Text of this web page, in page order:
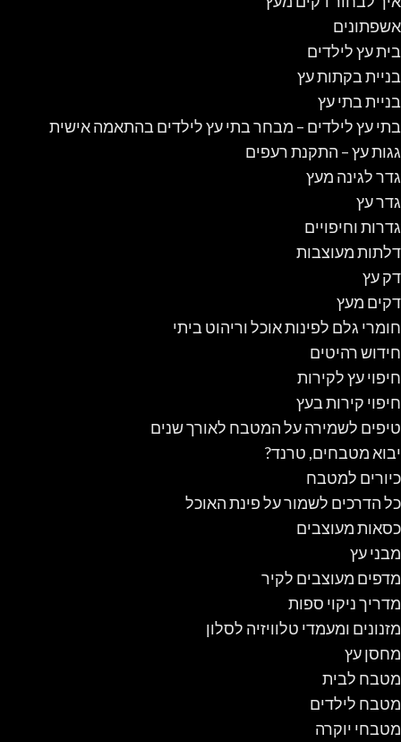
אשפתונים
בית עץ לילדים
בניית בקתות עץ
בניית בתי עץ
בתי עץ לילדים – מבחר בתי עץ לילדים בהתאמה אישית
גגות עץ – התקנת רעפים
גדר לגינה מעץ
גדר עץ
גדרות וחיפויים
דלתות מעוצבות
דק עץ
דקים מעץ
חומרי גלם לפינות אוכל וריהוט ביתי
חידוש רהיטים
חיפוי עץ לקירות
חיפוי קירות בעץ
טיפים לשמירה על המטבח לאורך שנים
יבוא מטבחים, טרנד?
כיורים למטבח
כל הדרכים לשמור על פינת האוכל
כסאות מעוצבים
מבני עץ
מדפים מעוצבים לקיר
מדריך ניקוי ספות
מזנונים ומעמדי טלוויזיה לסלון
מחסן עץ
מטבח לבית
מטבח לילדים
מטבחי יוקרה